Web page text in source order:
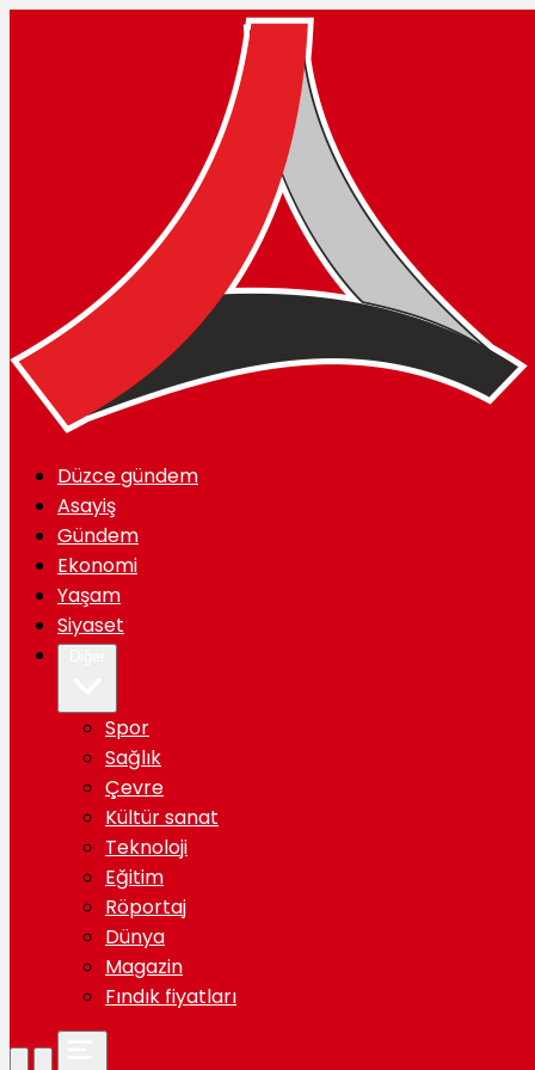
Düzce gündem
Asayiş
Gündem
Ekonomi
Yaşam
Siyaset
Spor
Sağlık
Çevre
Kültür sanat
Teknoloji
Eğitim
Röportaj
Dünya
Magazin
Fındık fiyatları